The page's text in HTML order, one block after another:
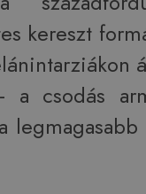
kereszt
a csodás